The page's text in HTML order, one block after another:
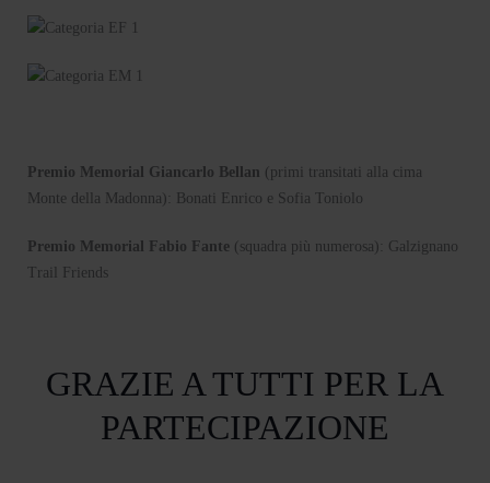
Premio Memorial Giancarlo Bellan (primi transitati alla cima
Monte della Madonna): Bonati Enrico e Sofia Toniolo
Premio Memorial Fabio Fante (squadra più numerosa): Galzignano
Trail Friends
GRAZIE A TUTTI PER LA
PARTECIPAZIONE